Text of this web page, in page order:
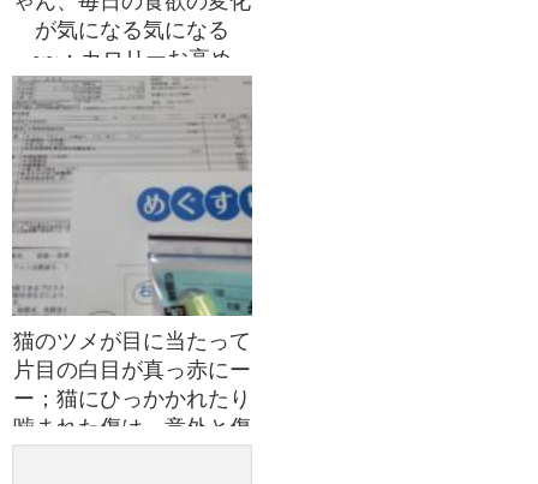
が気になる気になる
~~；カロリーお高め
【エナジーちゅ～る】は
なぜにお嫌いなんじゃろ
か？
猫のツメが目に当たって
片目の白目が真っ赤にー
ー；猫にひっかかれたり
噛まれた傷は、意外と傷